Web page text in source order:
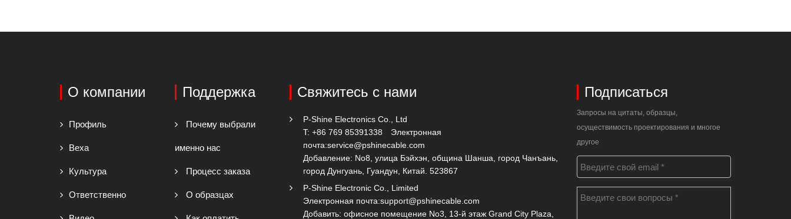
О компании
Профиль
Веха
Культура
Ответственно
Поддержка
Почему выбрали
именно нас
Процесс заказа
О образцах
Свяжитесь с нами
P-Shine Electronics Co., Ltd
T: +86 769 85391338
Электронная
почта:service@pshinecable.com
Добавление: No8, улица Бэйхэн, община Шанша, город Чанъань,
город Дунгуань, Гуандун, Китай. 523867
P-Shine Electronic Co., Limited
Электронная почта:support@pshinecable.com
Добавить: офисное помещение No3, 13-й этаж Grand City Plaza,
Подписаться
Запросы на цитаты, образцы,
осуществимость проектирования и многое
другое